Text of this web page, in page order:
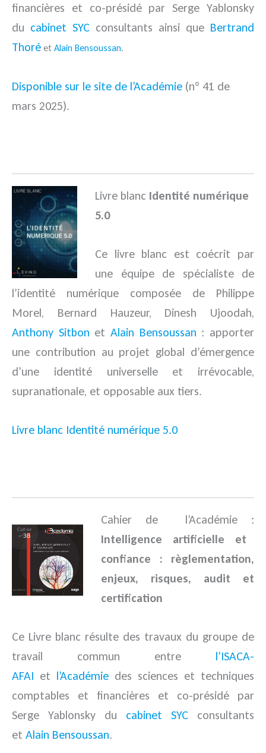
financières et co-présidé par Serge Yablonsky
du cabinet SYC consultants ainsi que Bertrand
Thoré et Alain Bensoussan.
Disponible sur le site de l’Académie (n° 41 de
mars 2025).
Livre blanc Identité numérique
5.0
Ce livre blanc est coécrit par
une équipe de spécialiste de
l’identité numérique composée de Philippe
Morel, Bernard Hauzeur, Dinesh Ujoodah,
Anthony Sitbon etAlain Bensoussan : apporter
une contribution au projet global d’émergence
d’une identité universelle et irrévocable,
supranationale, et opposable aux tiers.
Livre blanc Identité numérique 5.0
Cahier de l’Académie :
Intelligence artificielle et
confiance : règlementation,
enjeux, risques, audit et
certification
Ce Livre blanc résulte des travaux du groupe de
travail commun entre l’ISACA-
AFAI et l’Académie des sciences et techniques
comptables et financières et co-présidé par
Serge Yablonsky du cabinet SYC consultants
et Alain Bensoussan.